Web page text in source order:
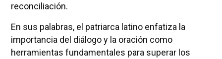
reconciliación.
En sus palabras, el patriarca latino enfatiza la
importancia del diálogo y la oración como
herramientas fundamentales para superar los